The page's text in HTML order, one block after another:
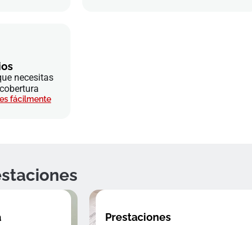
necesitas
fácilmente
Prestaciones